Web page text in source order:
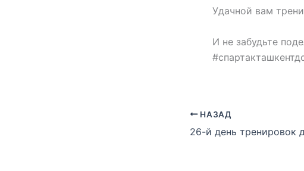
Удачной вам
И не забудьте
НАЗАД